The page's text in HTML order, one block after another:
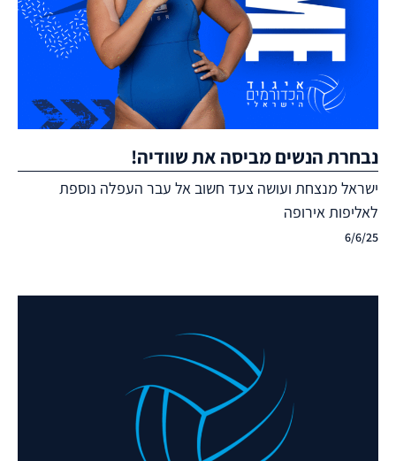
נבחרת הנשים מביסה את שוודיה!
ישראל מנצחת ועושה צעד חשוב אל עבר העפלה נוספת
לאליפות אירופה
6/6/25